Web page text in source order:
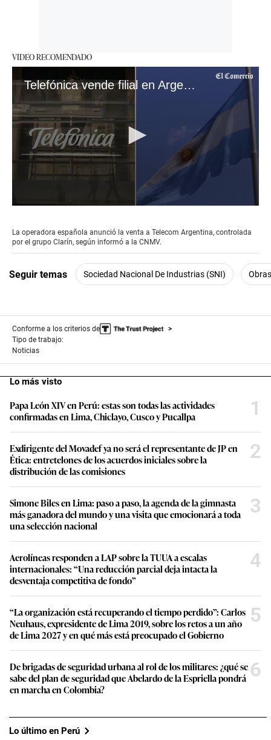
VIDEO RECOMENDADO
Telefónica vende filial en Argentina
of
52
seconds
La operadora española anunció la venta a Telecom Argentina, controlada
por el grupo Clarín, según informó a la CNMV.
Seguir temas Sociedad Nacional De Industrias (SNI)
Conforme a los criterios de
Tipo de trabajo:
Noticias
Lo más visto
Papa León XIV en Perú: estas son todas las actividades
confirmadas en Lima, Chiclayo, Cusco y Pucallpa
1
Exdirigente del Movadef ya no será el representante de JP en
Ética: entretelones de los acuerdos iniciales sobre la
distribución de las comisiones
2
Simone Biles en Lima: paso a paso, la agenda de la gimnasta
más ganadora del mundo y una visita que emocionará a toda
una selección nacional
3
Aerolíneas responden a LAP sobre la TUUA a escalas
internacionales: “Una reducción parcial deja intacta la
desventaja competitiva de fondo”
4
“La organización está recuperando el tiempo perdido”: Carlos
Neuhaus, expresidente de Lima 2019, sobre los retos a un año
de Lima 2027 y en qué más está preocupado el Gobierno
5
De brigadas de seguridad urbana al rol de los militares: ¿qué se
sabe del plan de seguridad que Abelardo de la Espriella pondrá
en marcha en Colombia?
6
Lo último en Perú